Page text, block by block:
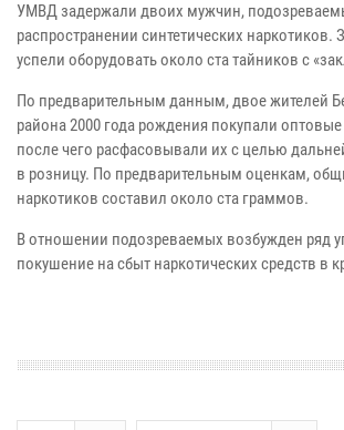
УМВД задержали двоих мужчин,
распространении синтетических
успели оборудовать около ста тайников с
По предварительным данным, двое жителей
района 2000 года рождения покупали
после чего расфасовывали их с целью
в розницу. По предварительным оценкам,
наркотиков составил около ста граммов.
В отношении подозреваемых возбужден ряд
покушение на сбыт наркотических средств в